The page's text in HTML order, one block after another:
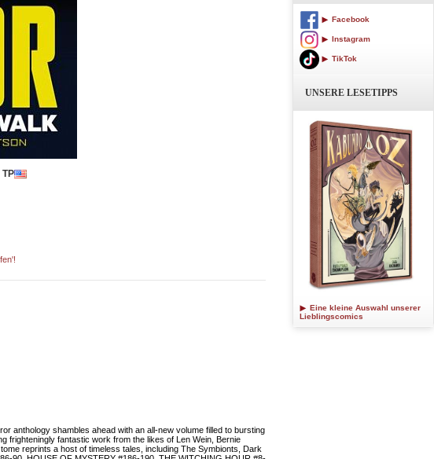
TP
anthology shambles ahead with an all-new volume filled to bursting
frighteningly fantastic work from the likes of Len Wein, Bernie
reprints a host of timeless tales, including The Symbionts, Dark
Facebook
Instagram
TikTok
UNSERE LESETIPPS
Eine kleine Auswahl unserer
Lieblingscomics